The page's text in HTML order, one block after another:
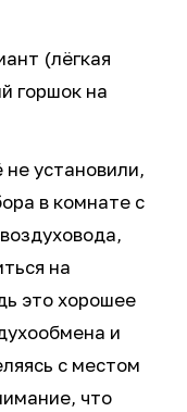
(лёгкая
горшок на
установили,
в комнате с
на
это хорошее
и
с местом
что